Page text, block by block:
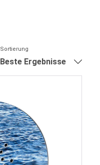
Sortierung
Beste Ergebnisse